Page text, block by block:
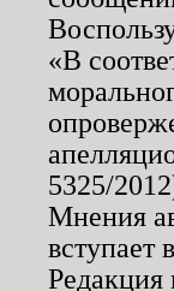
«В
5325/
Мнения
вступает
Редакция